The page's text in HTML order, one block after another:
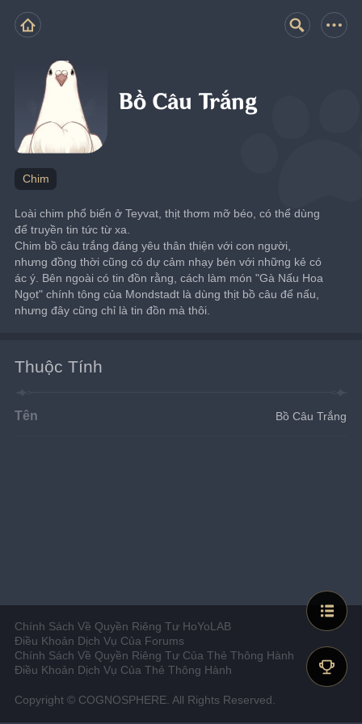
Bồ Câu Trắng
Chim
Loài chim phổ biến ở Teyvat, thịt thơm mỡ béo, có thể dùng
để truyền tin tức từ xa.
Chim bồ câu trắng đáng yêu thân thiện với con người,
nhưng đồng thời cũng có dự cảm nhạy bén với những kẻ có
ác ý. Bên ngoài có tin đồn rằng, cách làm món "Gà Nấu Hoa
Ngọt" chính tông của Mondstadt là dùng thịt bồ câu để nấu,
nhưng đây cũng chỉ là tin đồn mà thôi.
Thuộc Tính
Tên Bồ Câu Trắng
Chính Sách Về Quyền Riêng Tư HoYoLAB
Điều Khoản Dịch Vụ Của Forums
Chính Sách Về Quyền Riêng Tư Của Thẻ Thông Hành
Điều Khoản Dịch Vụ Của Thẻ Thông Hành
Copyright © COGNOSPHERE. All Rights Reserved.